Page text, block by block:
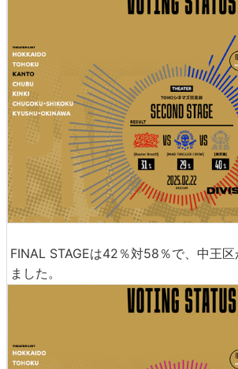
FINAL STAGEは42％対58％で、中王
ました。